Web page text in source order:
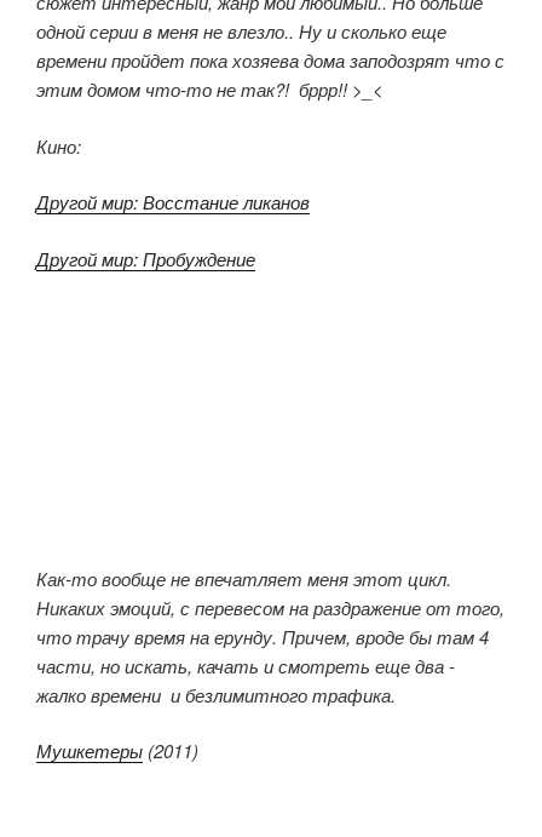
одной серии в меня не влезло.. Ну и сколько еще
времени пройдет пока хозяева дома заподозрят что с
этим домом что-то не так?! бррр!! >_<
Кино:
Другой мир: Восстание ликанов
Другой мир: Пробуждение
Как-то вообще не впечатляет меня этот цикл.
Никаких эмоций, с перевесом на раздражение от того,
что трачу время на ерунду. Причем, вроде бы там 4
части, но искать, качать и смотреть еще два -
жалко времени и безлимитного трафика.
Мушкетеры (2011)